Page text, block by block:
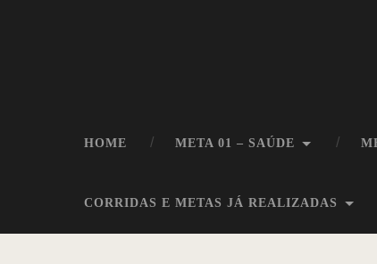
HOME META 01 – SAÚDE
CORRIDAS E METAS JÁ REALIZADAS